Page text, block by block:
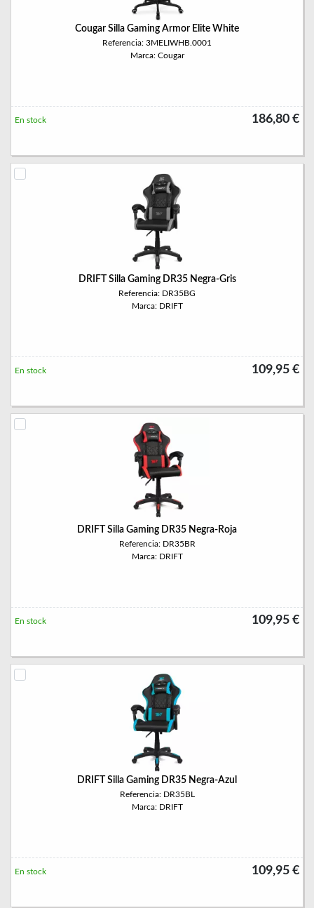
Cougar Silla Gaming Armor Elite White
Referencia: 3MELIWHB.0001
Marca: Cougar
186,80 €
En stock
DRIFT Silla Gaming DR35 Negra-Gris
Referencia: DR35BG
Marca: DRIFT
109,95 €
En stock
DRIFT Silla Gaming DR35 Negra-Roja
Referencia: DR35BR
Marca: DRIFT
109,95 €
En stock
DRIFT Silla Gaming DR35 Negra-Azul
Referencia: DR35BL
Marca: DRIFT
109,95 €
En stock